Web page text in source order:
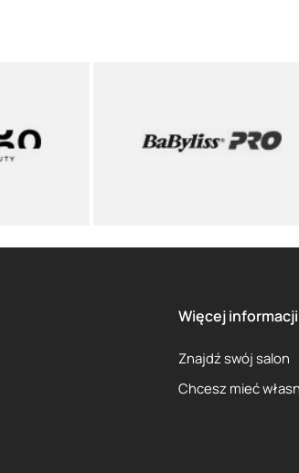
Więcej informacji
Znajdź swój salon
Chcesz mieć